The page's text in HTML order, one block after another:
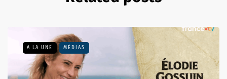
A LA UNE MÉDIAS